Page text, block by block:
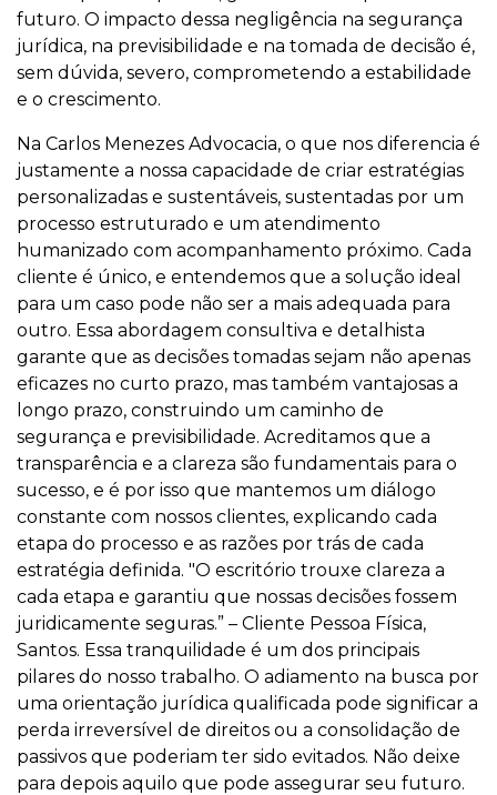
futuro. O impacto dessa negligência na segurança
jurídica, na previsibilidade e na tomada de decisão é,
sem dúvida, severo, comprometendo a estabilidade
e o crescimento.
Na Carlos Menezes Advocacia, o que nos diferencia é
justamente a nossa capacidade de criar estratégias
personalizadas e sustentáveis, sustentadas por um
processo estruturado e um atendimento
humanizado com acompanhamento próximo. Cada
cliente é único, e entendemos que a solução ideal
para um caso pode não ser a mais adequada para
outro. Essa abordagem consultiva e detalhista
garante que as decisões tomadas sejam não apenas
eficazes no curto prazo, mas também vantajosas a
longo prazo, construindo um caminho de
segurança e previsibilidade. Acreditamos que a
transparência e a clareza são fundamentais para o
sucesso, e é por isso que mantemos um diálogo
constante com nossos clientes, explicando cada
etapa do processo e as razões por trás de cada
estratégia definida. "O escritório trouxe clareza a
cada etapa e garantiu que nossas decisões fossem
juridicamente seguras.” – Cliente Pessoa Física,
Santos. Essa tranquilidade é um dos principais
pilares do nosso trabalho. O adiamento na busca por
uma orientação jurídica qualificada pode significar a
perda irreversível de direitos ou a consolidação de
passivos que poderiam ter sido evitados. Não deixe
para depois aquilo que pode assegurar seu futuro.